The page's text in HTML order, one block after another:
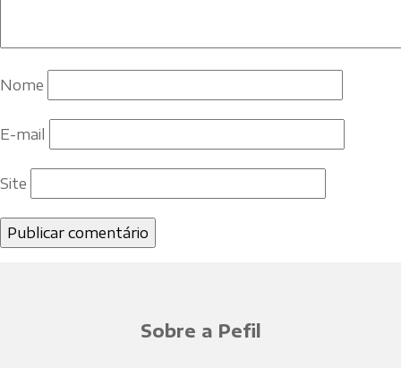
Nome
E-mail
Site
Sobre a Pefil